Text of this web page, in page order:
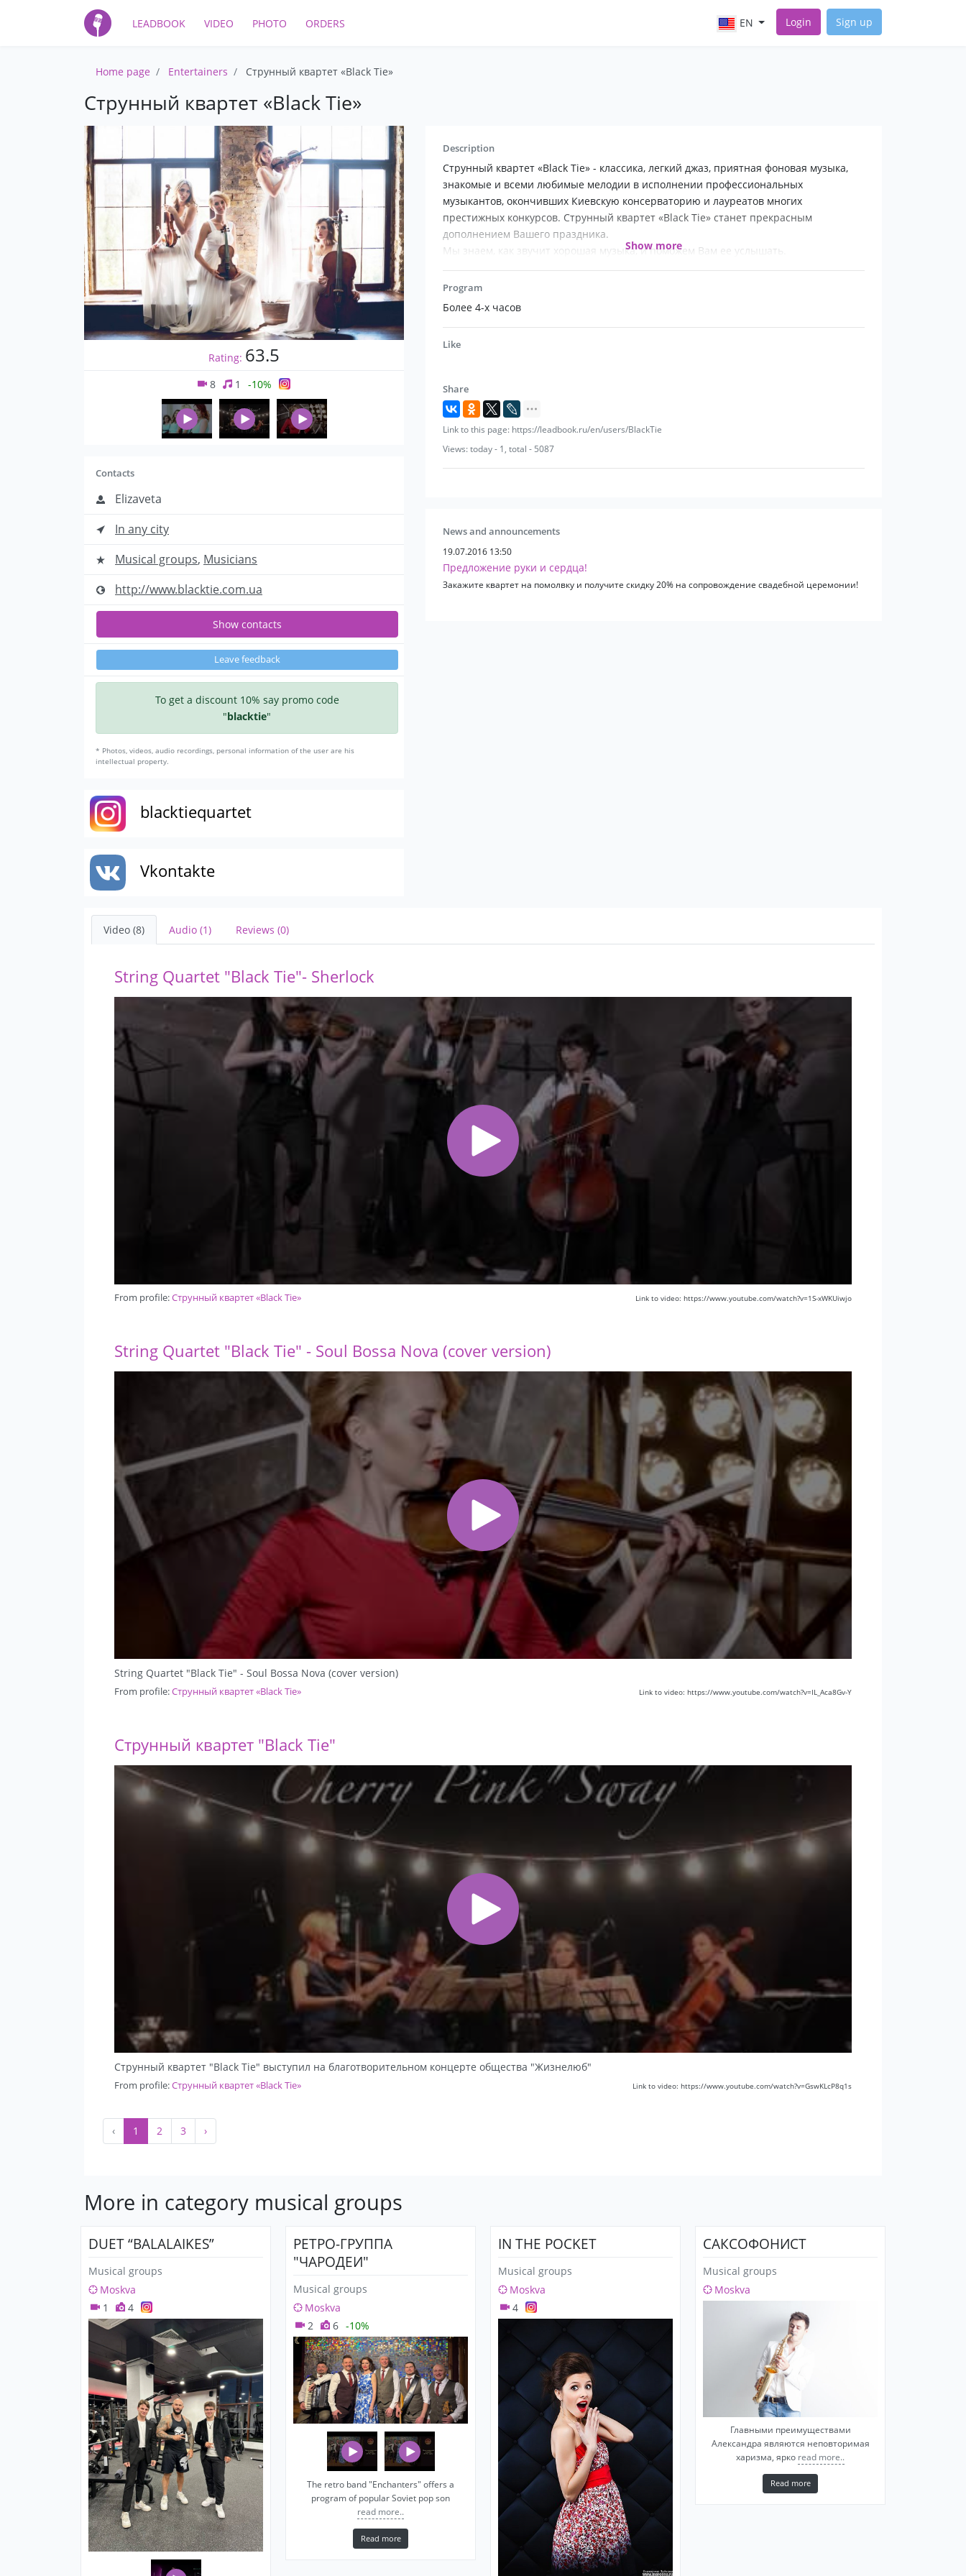
LEADBOOK VIDEO PHOTO ORDERS EN Login Sign up
Home page Entertainers Струнный квартет «Black Tie»
Струнный квартет «Black Tie»
Rating: 63.5
8 1 -10%
Contacts
Elizaveta
In any city
Musical groups, Musicians
http://www.blacktie.com.ua
Show contacts
Leave feedback
To get a discount 10% say promo code
"blacktie"
* Photos, videos, audio recordings, personal information of the user are his
intellectual property.
blacktiequartet
Vkontakte
Description
Струнный квартет «Black Tie» - классика, легкий джаз, приятная фоновая музыка,
знакомые и всеми любимые мелодии в исполнении профессиональных
музыкантов, окончивших Киевскую консерваторию и лауреатов многих
престижных конкурсов. Струнный квартет «Black Tie» станет прекрасным
дополнением Вашего праздника.
Мы знаем, как звучит хорошая музыка, и поможем Вам ее услышать.
Show more
Program
Более 4-х часов
Like
Share
Link to this page: https://leadbook.ru/en/users/BlackTie
Views: today - 1, total - 5087
News and announcements
19.07.2016 13:50
Предложение руки и сердца!
Закажите квартет на помолвку и получите скидку 20% на сопровождение свадебной церемонии!
Video (8) Audio (1) Reviews (0)
String Quartet "Black Tie"- Sherlock
From profile:Струнный квартет «Black Tie» Link to video: https://www.youtube.com/watch?v=1S-xWKUiwjo
String Quartet "Black Tie" - Soul Bossa Nova (cover version)
String Quartet "Black Tie" - Soul Bossa Nova (cover version)
From profile:Струнный квартет «Black Tie» Link to video: https://www.youtube.com/watch?v=IL_Aca8Gv-Y
Струнный квартет "Black Tie"
Струнный квартет "Black Tie" выступил на благотворительном концерте общества "Жизнелюб"
From profile:Струнный квартет «Black Tie» Link to video: https://www.youtube.com/watch?v=GswKLcP8q1s
‹ 1 2 3 ›
More in category musical groups
DUET “BALALAIKES”
Musical groups
Moskva
1
4
РЕТРО-ГРУППА
"ЧАРОДЕИ"
Musical groups
Moskva
2
6 -10%
The retro band "Enchanters" offers a
program of popular Soviet pop son
read more..
Read more
IN THE POCKET
Musical groups
Moskva
4
САКСОФОНИСТ
Musical groups
Moskva
Главными преимуществами
Александра являются неповторимая
харизма, ярко read more..
Read more